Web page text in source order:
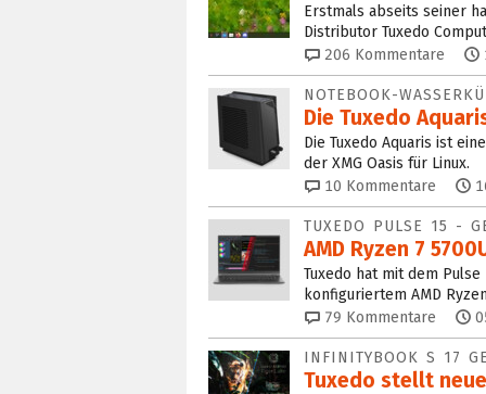
Erstmals abseits seiner
Distributor Tuxedo
206 Kommentare
NOTEBOOK-
Die Tuxedo
Die Tuxedo Aquaris ist
der XMG Oasis für Linux.
10 Kommentare
TUXEDO PULSE 15 -
AMD Ryzen 7
Tuxedo hat mit dem
konfiguriertem AMD
79 Kommentare
INFINITYBOOK S 17
Tuxedo stellt